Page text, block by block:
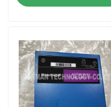
Kontakte
Produkte